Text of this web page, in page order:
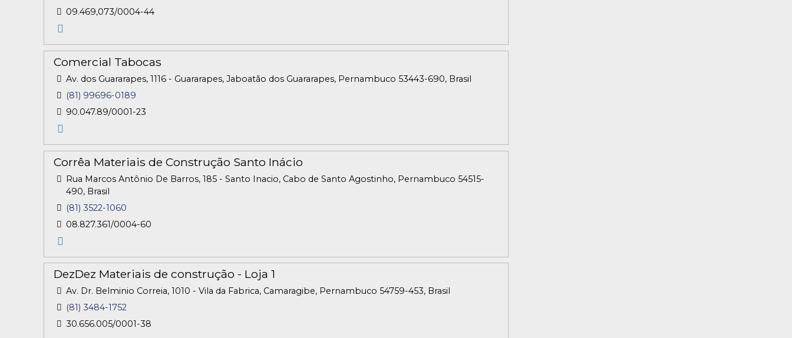
09.469,073/0004-44
Comercial Tabocas
Av. dos Guararapes, 1116 - Guararapes, Jaboatão dos Guararapes, Pernambuco 53443-690, Brasil
(81) 99696-0189
90.047.89/0001-23
Corrêa Materiais de Construção Santo Inácio
Rua Marcos Antônio De Barros, 185 - Santo Inacio, Cabo de Santo Agostinho, Pernambuco 54515-
490, Brasil
(81) 3522-1060
08.827.361/0004-60
DezDez Materiais de construção - Loja 1
Av. Dr. Belminio Correia, 1010 - Vila da Fabrica, Camaragibe, Pernambuco 54759-453, Brasil
(81) 3484-1752
30.656.005/0001-38